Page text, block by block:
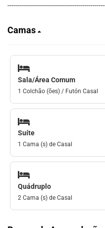
Camas
Sala/Área Comum
1 Colchão (ões) / Futón Casal
Suíte
1 Cama (s) de Casal
Quádruplo
2 Cama (s) de Casal